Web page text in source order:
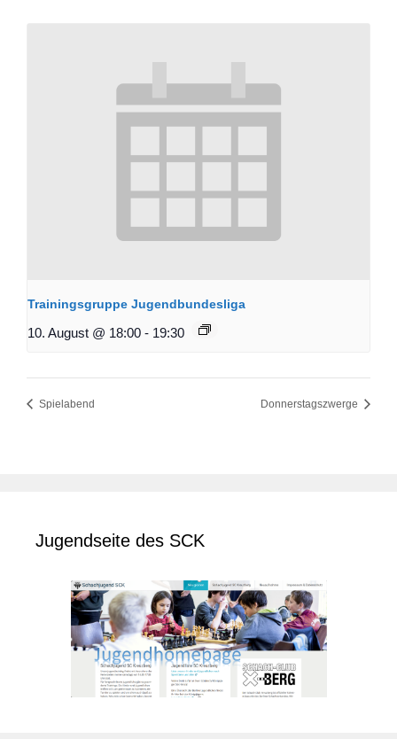
Trainingsgruppe Jugendbundesliga
10. August @ 18:00 - 19:30
Spielabend Donnerstagszwerge
Jugendseite des SCK